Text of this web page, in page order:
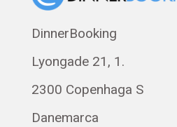
Polski
Svenska
Français
DinnerBooking
Lyongade 21, 1.
2300 Copenhaga S
Danemarca